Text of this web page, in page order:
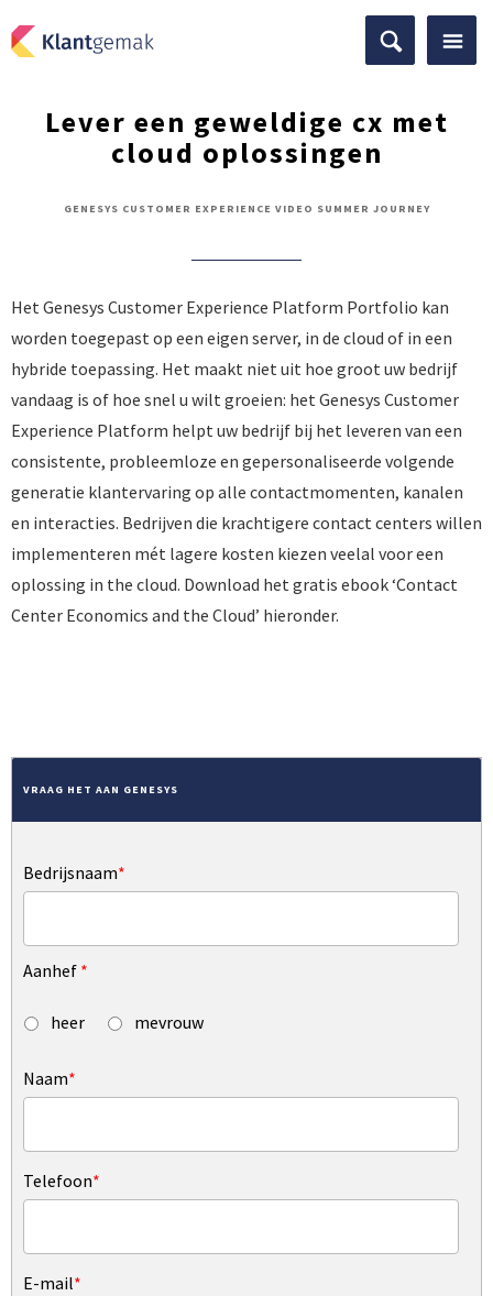
Lever een geweldige cx met
cloud oplossingen
GENESYS CUSTOMER EXPERIENCE VIDEO SUMMER JOURNEY
Het Genesys Customer Experience Platform Portfolio kan
worden toegepast op een eigen server, in de cloud of in een
hybride toepassing. Het maakt niet uit hoe groot uw bedrijf
vandaag is of hoe snel u wilt groeien: het Genesys Customer
Experience Platform helpt uw bedrijf bij het leveren van een
consistente, probleemloze en gepersonaliseerde volgende
generatie klantervaring op alle contactmomenten, kanalen
en interacties. Bedrijven die krachtigere contact centers willen
implementeren mét lagere kosten kiezen veelal voor een
oplossing in the cloud. Download het gratis ebook ‘Contact
Center Economics and the Cloud’ hieronder.
VRAAG HET AAN GENESYS
Bedrijsnaam*
Aanhef *
heer mevrouw
Naam*
Telefoon*
E-mail*